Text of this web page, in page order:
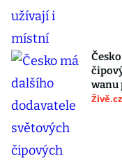
wanu
Živě.cz